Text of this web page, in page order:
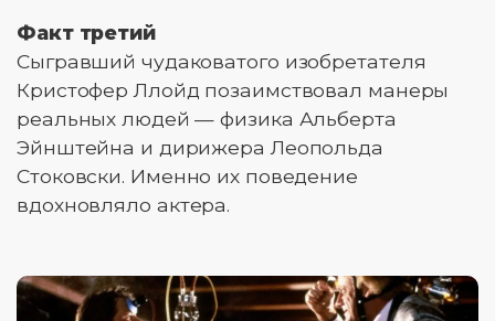
Факт третий
Сыгравший чудаковатого изобретателя
Кристофер Ллойд позаимствовал манеры
реальных людей — физика Альберта
Эйнштейна и дирижера Леопольда
Стоковски. Именно их поведение
вдохновляло актера.